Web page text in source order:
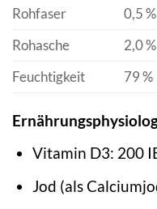
Rohfaser
0,5 %
Rohasche
2,0 %
Feuchtigkeit
79 %
Vitamin D3: 200
Jod (als